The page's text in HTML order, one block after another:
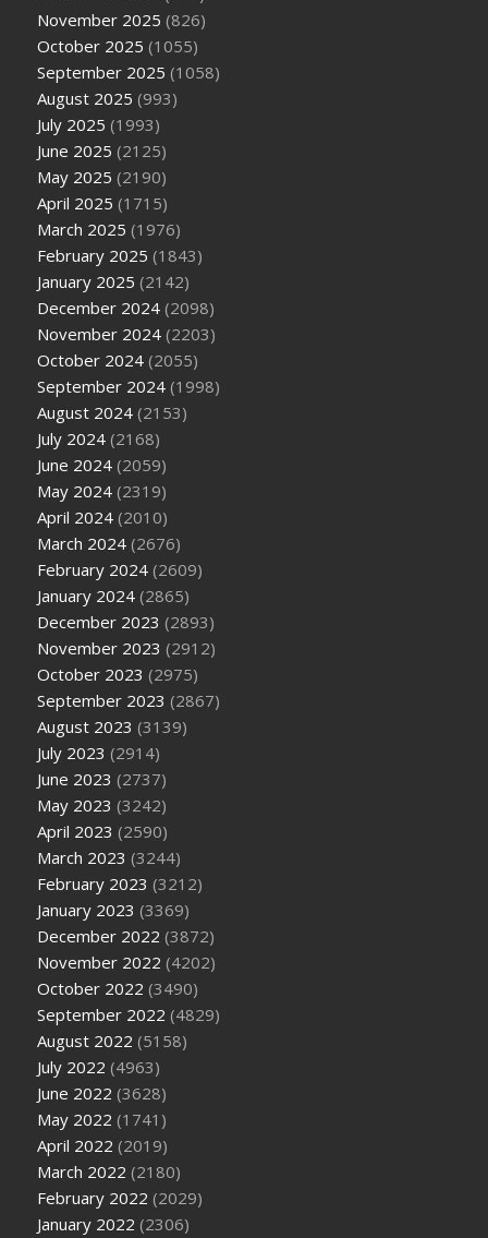
November 2025 (826)
October 2025 (1055)
September 2025 (1058)
August 2025 (993)
July 2025 (1993)
June 2025 (2125)
May 2025 (2190)
April 2025 (1715)
March 2025 (1976)
February 2025 (1843)
January 2025 (2142)
December 2024 (2098)
November 2024 (2203)
October 2024 (2055)
September 2024 (1998)
August 2024 (2153)
July 2024 (2168)
June 2024 (2059)
May 2024 (2319)
April 2024 (2010)
March 2024 (2676)
February 2024 (2609)
January 2024 (2865)
December 2023 (2893)
November 2023 (2912)
October 2023 (2975)
September 2023 (2867)
August 2023 (3139)
July 2023 (2914)
June 2023 (2737)
May 2023 (3242)
April 2023 (2590)
March 2023 (3244)
February 2023 (3212)
January 2023 (3369)
December 2022 (3872)
November 2022 (4202)
October 2022 (3490)
September 2022 (4829)
August 2022 (5158)
July 2022 (4963)
June 2022 (3628)
May 2022 (1741)
April 2022 (2019)
March 2022 (2180)
February 2022 (2029)
January 2022 (2306)